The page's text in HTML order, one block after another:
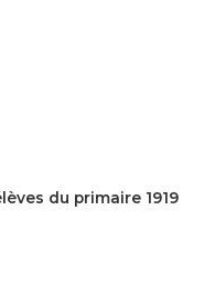
du primaire 1919